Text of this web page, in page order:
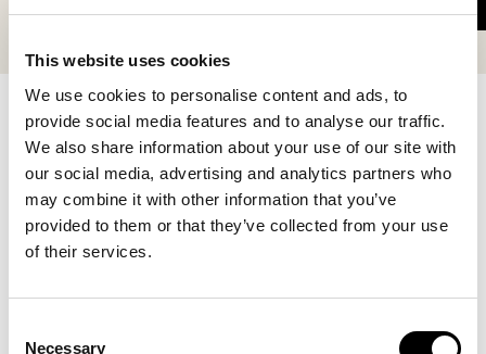
This website uses cookies
We use cookies to personalise content and ads, to
provide social media features and to analyse our traffic.
We also share information about your use of our site with
our social media, advertising and analytics partners who
may combine it with other information that you’ve
provided to them or that they’ve collected from your use
of their services.
Necessary
Skandinavisk
Historien vår begynner i det naturlige, i det ærlige
uttrykket, de rene materialene og den enkle formen.
Alt vi skaper bygger på den skandinaviske livsstilens
harmoni mellom estetikk og funksjon. Våre produkter